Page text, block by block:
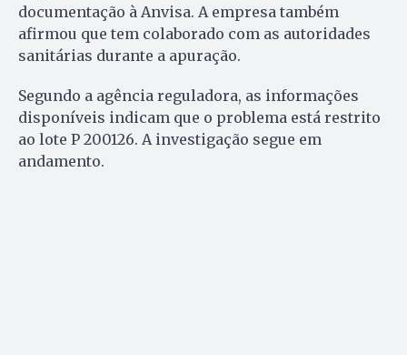
documentação à Anvisa. A empresa também
afirmou que tem colaborado com as autoridades
sanitárias durante a apuração.
Segundo a agência reguladora, as informações
disponíveis indicam que o problema está restrito
ao lote P 200126. A investigação segue em
andamento.